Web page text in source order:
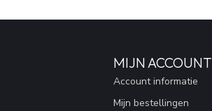
MIJN ACCOUNT
Account informatie
Mijn bestellingen